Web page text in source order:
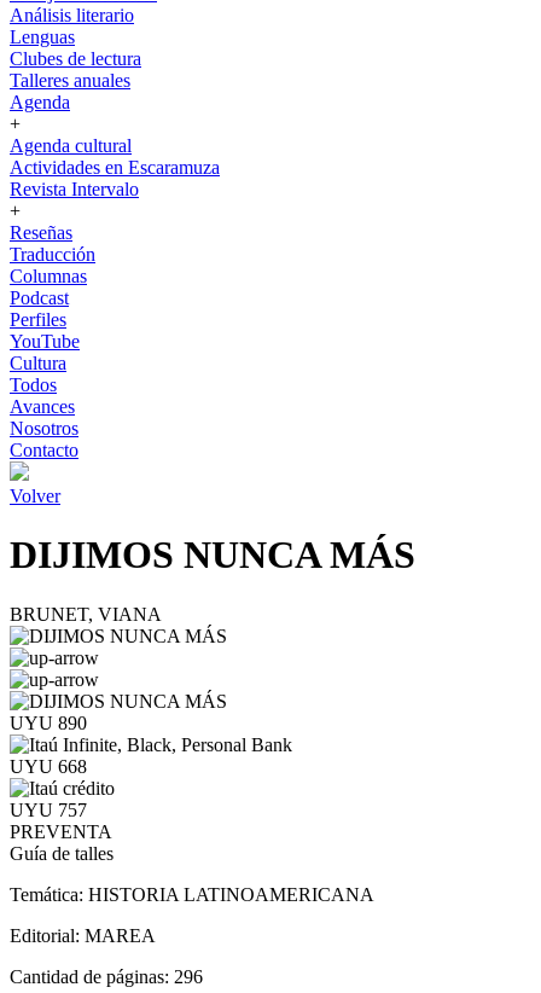
Análisis literario
Lenguas
Clubes de lectura
Talleres anuales
Agenda
+
Agenda cultural
Actividades en Escaramuza
Revista Intervalo
+
Reseñas
Traducción
Columnas
Podcast
Perfiles
YouTube
Cultura
Todos
Avances
Nosotros
Contacto
Volver
DIJIMOS NUNCA MÁS
BRUNET, VIANA
UYU 890
UYU 668
UYU 757
PREVENTA
Guía de talles
Temática: HISTORIA LATINOAMERICANA
Editorial: MAREA
Cantidad de páginas: 296